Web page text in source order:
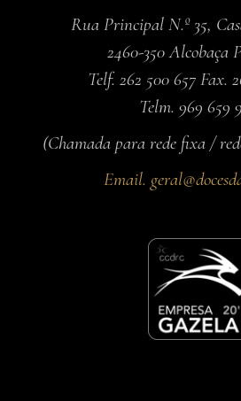
Rua Principal N.º 35,
2460-350 Alcobaça
Telf. 262 500 657 Fax.
Telm. 969 659
(Chamada para rede fixa /
Email.